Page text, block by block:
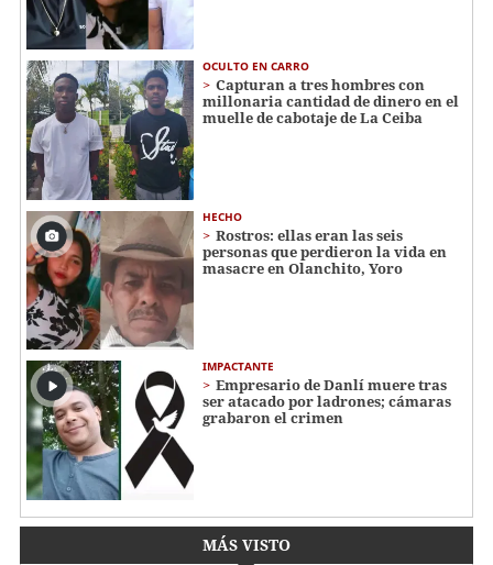
OCULTO EN CARRO
Capturan a tres hombres con
millonaria cantidad de dinero en el
muelle de cabotaje de La Ceiba
HECHO
Rostros: ellas eran las seis
personas que perdieron la vida en
masacre en Olanchito, Yoro
IMPACTANTE
Empresario de Danlí muere tras
ser atacado por ladrones; cámaras
grabaron el crimen
MÁS VISTO